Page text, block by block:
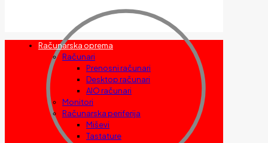
Računarska oprema
Računari
Prenosni računari
Desktop računari
AIO računari
Monitori
Računarska periferija
Miševi
Tastature